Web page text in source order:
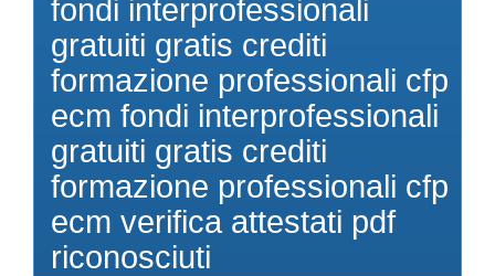
fondi interprofessionali
gratuiti gratis crediti
formazione professionali cfp
ecm fondi interprofessionali
gratuiti gratis crediti
formazione professionali cfp
ecm verifica attestati pdf
riconosciuti